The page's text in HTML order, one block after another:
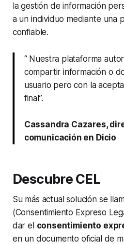
la gestión de información
a un individuo mediante una
confiable.
“ Nuestra plataforma
compartir información o
usuario pero con la
final”.
Cassandra Cazares,
comunicación en Dicio
Descubre CEL
Su más actual solución se
(Consentimiento Expreso
dar el consentimiento
en un documento oficial de